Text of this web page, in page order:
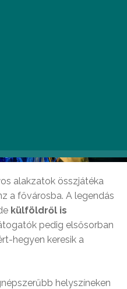
alakzatok összjátéka
a fővárosba. A legendás
külföldről is
pedig elsősorban
hegyen keresik a
helyszíneken